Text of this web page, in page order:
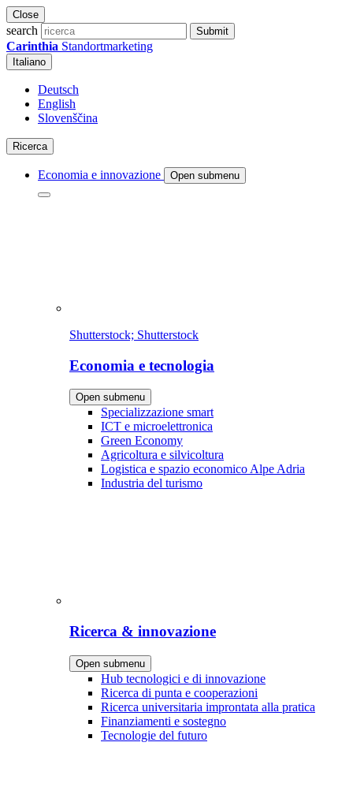
Close
search Submit
Carinthia Standortmarketing
Italiano
Deutsch
English
Slovenščina
Ricerca
Economia e innovazione Open submenu
Shutterstock; Shutterstock
Economia e tecnologia
Open submenu
Specializzazione smart
ICT e microelettronica
Green Economy
Agricoltura e silvicoltura
Logistica e spazio economico Alpe Adria
Industria del turismo
Ricerca & innovazione
Open submenu
Hub tecnologici e di innovazione
Ricerca di punta e cooperazioni
Ricerca universitaria improntata alla pratica
Finanziamenti e sostegno
Tecnologie del futuro